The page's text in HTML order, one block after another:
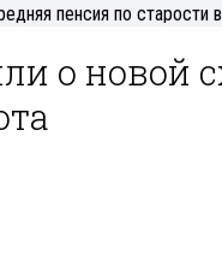
пенсия по старости
о новой